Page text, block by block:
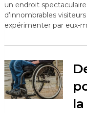
un endroit
d’innombrables
expérimenter par eux-